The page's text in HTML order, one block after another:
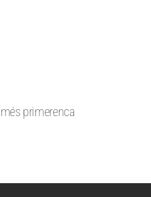
primerenca